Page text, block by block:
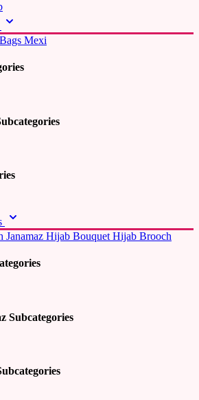
Mexi
Janamaz Hijab Bouquet Hijab Brooch
Subcategories